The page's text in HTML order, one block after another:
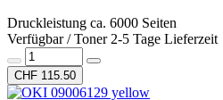
Druckleistung ca. 6000 Seiten
Verfügbar / Toner 2-5 Tage Lieferzeit
CHF 115.50